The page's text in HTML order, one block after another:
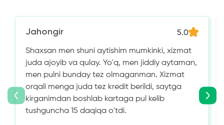
Jahongir 5.0
Shaxsan men shuni aytishim mumkinki, xizmat
juda ajoyib va ​​qulay. Yo'q, men jiddiy aytaman,
men pulni bunday tez olmaganman. Xizmat
orqali menga juda tez kredit berildi, saytga
kirganimdan boshlab kartaga pul kelib
tushguncha 15 daqiqa o'tdi.